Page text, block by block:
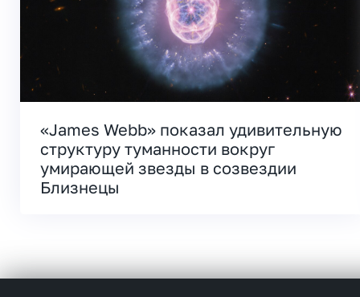
«James Webb» показал удивительную
структуру туманности вокруг
умирающей звезды в созвездии
Близнецы